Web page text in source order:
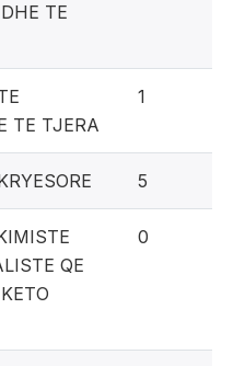
TE
TE TJERA
1
5
QE
0